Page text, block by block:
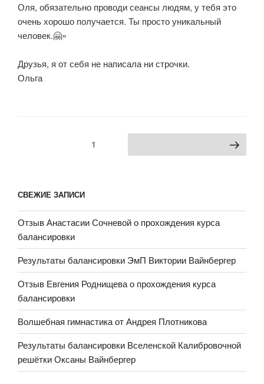
Оля, обязательно проводи сеансы людям, у тебя это
очень хорошо получается. Ты просто уникальный
человек.🤗»
Друзья, я от себя не написала ни строчки.
Ольга
1 Следующая страница
СВЕЖИЕ ЗАПИСИ
Отзыв Анастасии Сочневой о прохождения курса
балансировки
Результаты балансировки ЭмП Виктории Вайнбергер
Отзыв Евгения Роднищева о прохождения курса
балансировки
Волшебная гимнастика от Андрея Плотникова
Результаты балансировки Вселенской Калибровочной
решётки Оксаны Вайнбергер